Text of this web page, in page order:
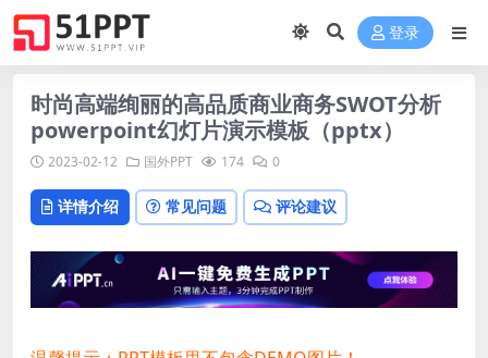
登录
时尚高端绚丽的高品质商业商务SWOT分析
powerpoint幻灯片演示模板（pptx）
2023-02-12 国外PPT 174 0
详情介绍 常见问题 评论建议